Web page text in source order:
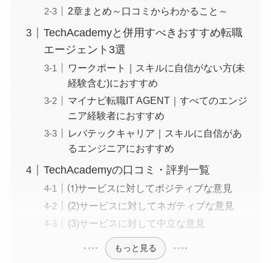
2章まとめ～口コミからわかること～
TechAcademyと併用すべきおすすめ転職
エージェント3選
ワークポート｜スキルに自信がない方(未
経験含む)におすすめ
マイナビ転職IT AGENT｜すべてのエンジ
ニア経験者におすすめ
レバテックキャリア｜スキルに自信があ
るエンジニアにおすすめ
TechAcademyの口コミ・評判一覧
⑴サービスに対してポジティブな意見
(2)サービスに対してネガティブな意見
(3)サービスに対して中立な意見
もっと見る